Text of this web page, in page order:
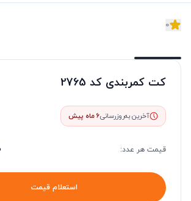
0
کت کمربندی کد 2765
آخرین به‌روزرسانی6 ماه پیش
قیمت هر عدد:
استعلام قیمت